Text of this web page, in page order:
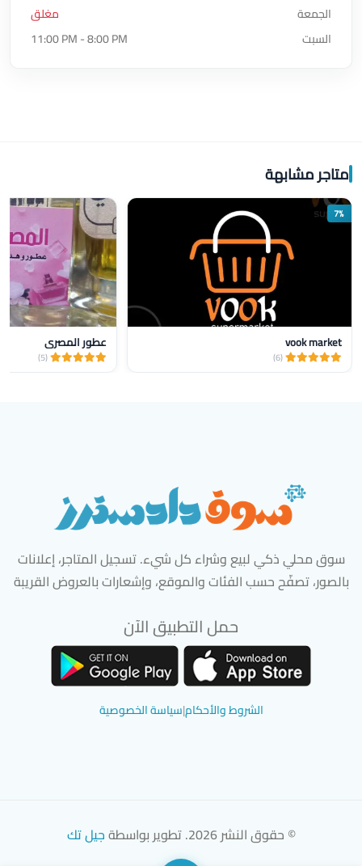
الجمعة
مغلق
السبت
11:00 PM - 8:00 PM
متاجر مشابهة
7%
vook market
(6)
عطور المصري
(5)
سوق محلي ذكي لبيع وشراء كل شيء. تسجيل المتاجر، إعلانات
بالصور، تصفّح حسب الفئات والموقع، وإشعارات بالعروض القريبة
حمل التطبيق الآن
الشروط والأحكام|سياسة الخصوصية
© حقوق النشر 2026. تطوير بواسطة جيل تك